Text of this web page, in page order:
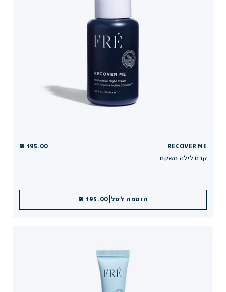
RECOVER ME
קרם לילה משקם
195.00 ₪
הוספה לסל 195.00 ₪